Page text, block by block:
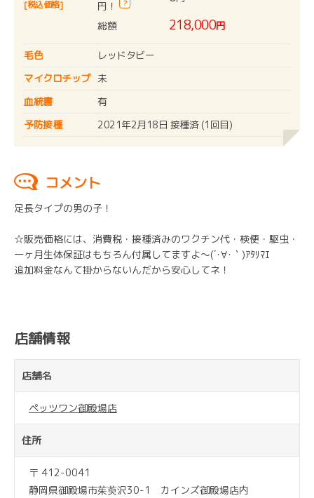
[税込価格]
円！
?
総額 218,000円
毛色
レッドタビー
マイクロチップ
未
血統書
有
予防接種
2021年2月18日 接種済 (1回目)
コメント
足長タイプの男の子！
☆販売価格には、消費税・接種済みのワクチン代・検便・駆虫・
一ヶ月生体保証はもちろん付属してますよ～(´･∀･｀)ｱﾀﾘﾏｴ
追加料金なんて掛からないんだから安心してネ！
店舗情報
店舗名
ペッツワン御殿場店
住所
〒 412-0041
静岡県御殿場市茱萸沢30-1 カインズ御殿場店内